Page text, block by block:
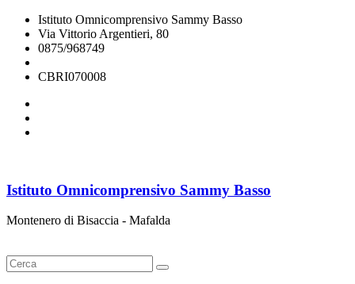
Istituto Omnicomprensivo Sammy Basso
Via Vittorio Argentieri, 80
0875/968749
CBRI070008
Istituto Omnicomprensivo Sammy Basso
Montenero di Bisaccia - Mafalda